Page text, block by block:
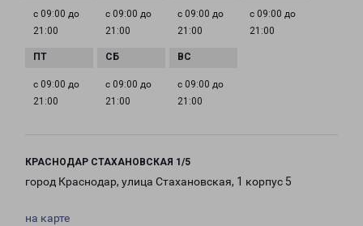
с 09:00 до
21:00
с 09:00 до
21:00
с 09:00 до
21:00
с 09:00 до
21:00
с 09:00 до
21:00
с 09:00 до
21:00
с 09:00 до
21:00
КРАСНОДАР СТАХАНОВСКАЯ 1/5
город Краснодар, улица Стахановская, 1 корпус 5
на карте